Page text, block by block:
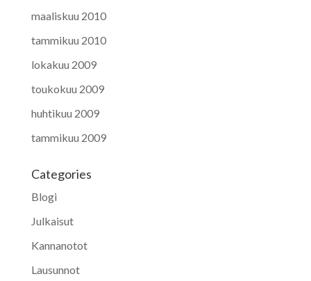
maaliskuu 2010
tammikuu 2010
lokakuu 2009
toukokuu 2009
huhtikuu 2009
tammikuu 2009
Categories
Blogi
Julkaisut
Kannanotot
Lausunnot